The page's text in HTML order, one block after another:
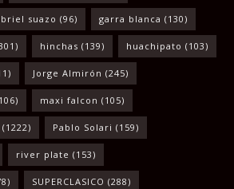
suazo (96) garra blanca (130)
hinchas (139) huachipato (103)
Jorge Almirón (245)
maxi falcon (105)
(1222) Pablo Solari (159)
river plate (153)
SUPERCLASICO (288)